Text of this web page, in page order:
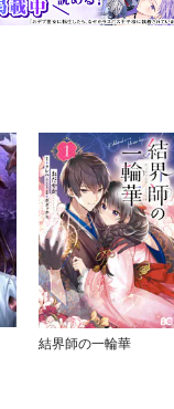
結界師の一輪華